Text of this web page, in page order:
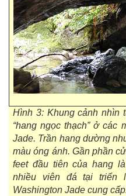
Hình 3: Khung cảnh nhìn
“hang ngọc thạch” ở các
Jade. Trần hang dường
màu óng ánh. Gần phần
feet đầu tiên của hang
nhiều viên đá tại triển
Washington Jade cung